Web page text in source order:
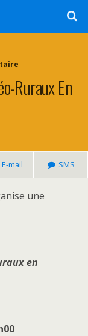
Ruraux En
E-mail SMS
une
en